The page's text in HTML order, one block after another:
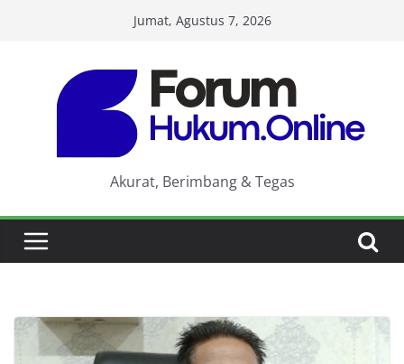
Jumat, Agustus 7, 2026
Akurat, Berimbang & Tegas